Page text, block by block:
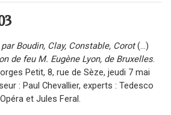
Boudin, Clay, Constable, Corot(...)
de feu M. Eugène Lyon, de Bruxelles
Petit, 8, rue de Sèze, jeudi 7 mai
: Paul Chevallier, experts : Tedesco
et Jules Feral.